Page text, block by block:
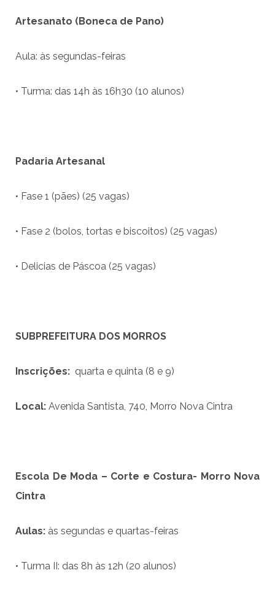
Artesanato (Boneca de Pano)
Aula: às segundas-feiras
• Turma: das 14h às 16h30 (10 alunos)
Padaria Artesanal
• Fase 1 (pães) (25 vagas)
• Fase 2 (bolos, tortas e biscoitos) (25 vagas)
• Delicias de Páscoa (25 vagas)
SUBPREFEITURA DOS MORROS
Inscrições: quarta e quinta (8 e 9)
Local: Avenida Santista, 740, Morro Nova Cintra
Escola De Moda – Corte e Costura- Morro Nova
Cintra
Aulas: às segundas e quartas-feiras
• Turma II: das 8h às 12h (20 alunos)